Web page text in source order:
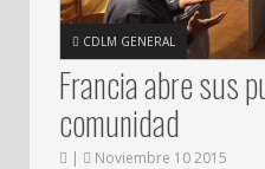
CDLM GENERAL
Francia abre sus
comunidad
| Noviembre 10 2015